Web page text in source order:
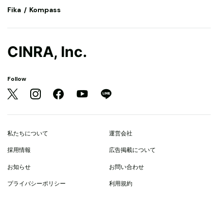
Fika Kompass
CINRA, Inc.
Follow
私たちについて 運営会社
採用情報 広告掲載について
お知らせ お問い合わせ
プライバシーポリシー 利用規約